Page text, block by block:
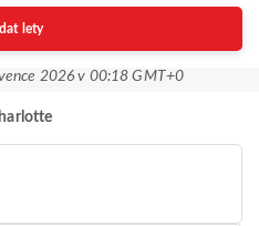
lety
2026 v 00:18 GMT+0